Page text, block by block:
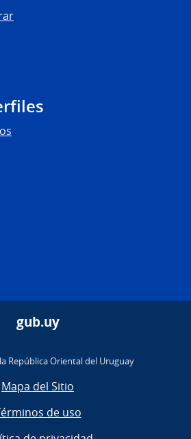
gub.uy
República Oriental del Uruguay
Mapa del Sitio
de uso